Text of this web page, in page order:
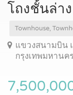
โถงชั้นล่าง
Townhouse,
แขวงสนามบิน
กรุงเทพมหานค